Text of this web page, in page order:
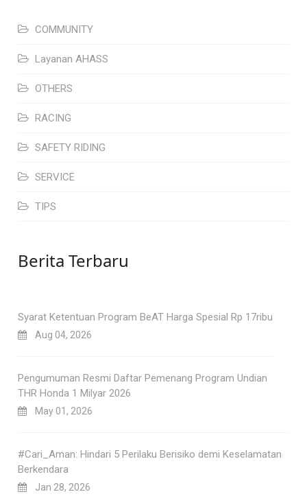
COMMUNITY
Layanan AHASS
OTHERS
RACING
SAFETY RIDING
SERVICE
TIPS
Berita Terbaru
Syarat Ketentuan Program BeAT Harga Spesial Rp 17ribu
Aug 04, 2026
Pengumuman Resmi Daftar Pemenang Program Undian
THR Honda 1 Milyar 2026
May 01, 2026
#Cari_Aman: Hindari 5 Perilaku Berisiko demi Keselamatan
Berkendara
Jan 28, 2026